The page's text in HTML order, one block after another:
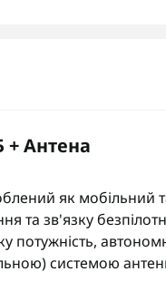
+ Антена
як мобільний
та зв'язку
потужність,
системою